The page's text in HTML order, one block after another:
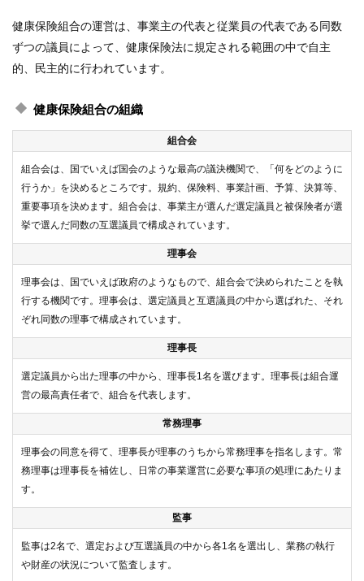
健康保険組合の運営は、事業主の代表と従業員の代表である同数
ずつの議員によって、健康保険法に規定される範囲の中で自主
的、民主的に行われています。
健康保険組合の組織
組合会
組合会は、国でいえば国会のような最高の議決機関で、「何をどのように
行うか」を決めるところです。規約、保険料、事業計画、予算、決算等、
重要事項を決めます。組合会は、事業主が選んだ選定議員と被保険者が選
挙で選んだ同数の互選議員で構成されています。
理事会
理事会は、国でいえば政府のようなもので、組合会で決められたことを執
行する機関です。理事会は、選定議員と互選議員の中から選ばれた、それ
ぞれ同数の理事で構成されています。
理事長
選定議員から出た理事の中から、理事長1名を選びます。理事長は組合運
営の最高責任者で、組合を代表します。
常務理事
理事会の同意を得て、理事長が理事のうちから常務理事を指名します。常
務理事は理事長を補佐し、日常の事業運営に必要な事項の処理にあたりま
す。
監事
監事は2名で、選定および互選議員の中から各1名を選出し、業務の執行
や財産の状況について監査します。